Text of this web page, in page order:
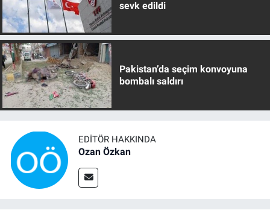
sevk edildi
Pakistan’da seçim konvoyuna
bombalı saldırı
EDITÖR HAKKINDA
Ozan Özkan